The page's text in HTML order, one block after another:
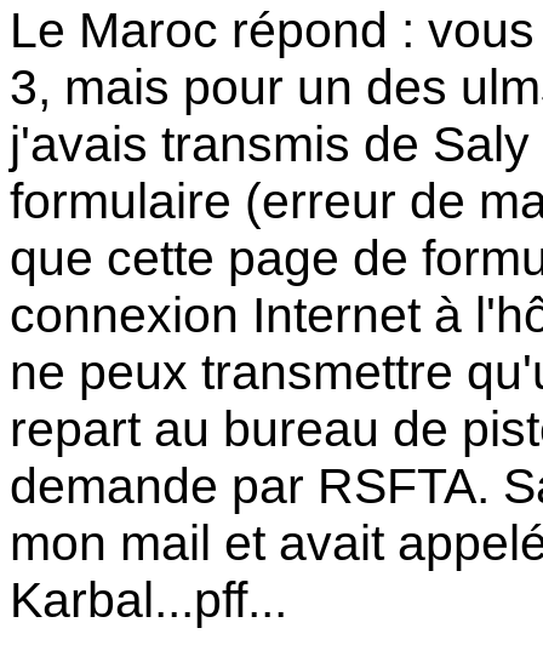
Le Maroc répond :
3, mais pour un des
j'avais transmis de
formulaire (erreur de
que cette page de
connexion Internet à
ne peux transmettre
repart au bureau de
demande par RSFTA.
mon mail et avait
Karbal...pff...